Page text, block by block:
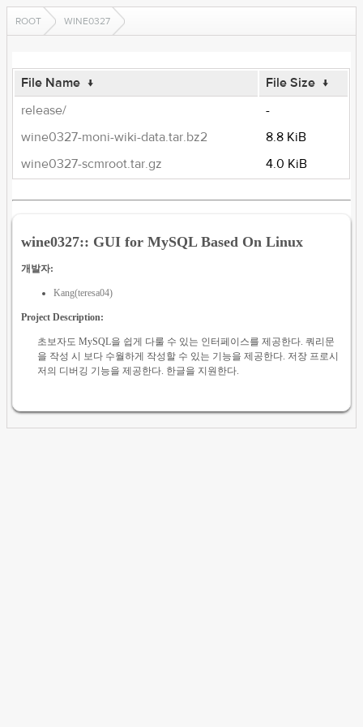
ROOT WINE0327
File Name ↓ File Size ↓
release/
-
wine0327-moni-wiki-data.tar.bz2
8.8 KiB
wine0327-scmroot.tar.gz
4.0 KiB
wine0327:: GUI for MySQL Based On Linux
개발자:
Kang(teresa04)
Project Description:
초보자도 MySQL을 쉽게 다룰 수 있는 인터페이스를 제공한다. 쿼리문
을 작성 시 보다 수월하게 작성할 수 있는 기능을 제공한다. 저장 프로시
저의 디버깅 기능을 제공한다. 한글을 지원한다.